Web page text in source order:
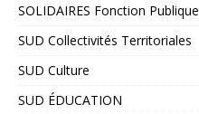
SOLIDAIRES Fonction Publique
SUD Collectivités Territoriales
SUD Culture
SUD ÉDUCATION